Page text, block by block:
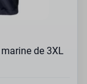
de 3XL